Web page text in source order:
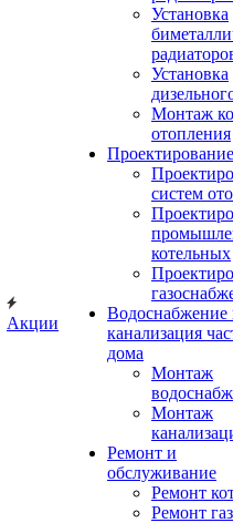
Акции
Установка
Установка
Монтаж
отопления
Проектирование
систем
котельных
Водоснабжение
канализация
дома
Монтаж
Монтаж
Ремонт и
обслуживание
Ремонт
Ремонт